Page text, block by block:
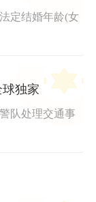
定结婚年龄(女
独家
队处理交通事